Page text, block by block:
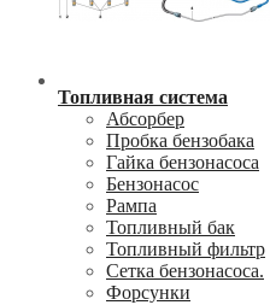
Топливная система
Абсорбер
Пробка бензобака
Гайка бензонасоса
Бензонасос
Рампа
Топливный бак
Топливный фильтр
Сетка бензонасоса.
Форсунки